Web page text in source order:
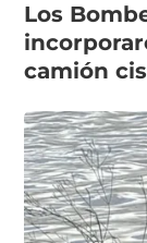
Los
camión